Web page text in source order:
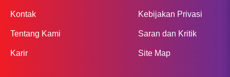
Kontak
Tentang Kami
Karir
Kebijakan Privasi
Saran dan Kritik
Site Map